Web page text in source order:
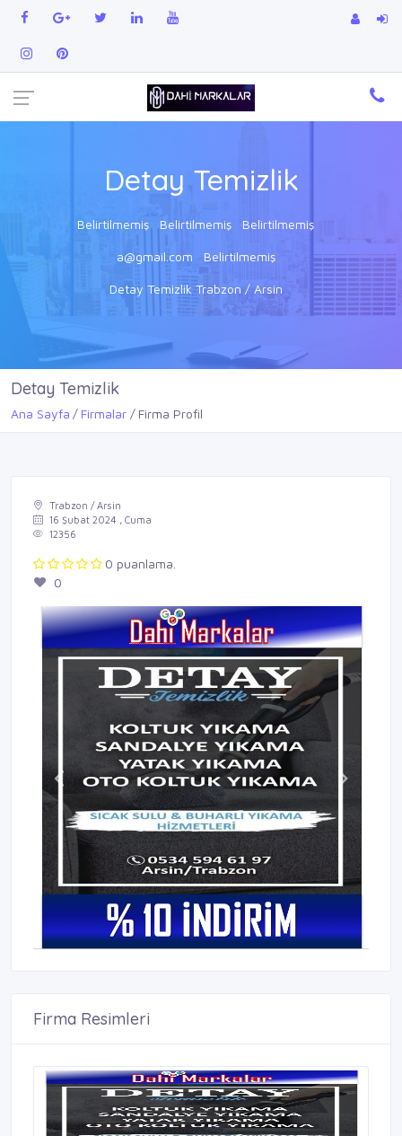
Detay Temizlik
Belirtilmemiş Belirtilmemiş Belirtilmemiş
a@gmail.com Belirtilmemiş
Detay Temizlik Trabzon / Arsin
Detay Temizlik
Ana Sayfa Firmalar Firma Profil
Trabzon / Arsin
16 Şubat 2024 , Cuma
12356
0 puanlama.
0
Firma Resimleri